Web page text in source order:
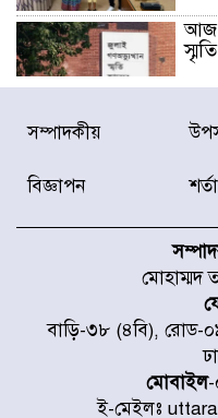
আজ
সম্পাদকীয়
বিজ্ঞাপন
মোহাম্মদ
বাড়ি-৩৮ (৪বি), রোড-
মোবাইল-
ই-মেইলঃ